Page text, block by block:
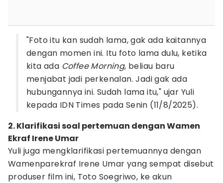
"Foto itu kan sudah lama, gak ada kaitannya
dengan momen ini. Itu foto lama dulu, ketika
kita ada Coffee Morning, beliau baru
menjabat jadi perkenalan. Jadi gak ada
hubungannya ini. Sudah lama itu," ujar Yuli
kepada IDN Times pada Senin (11/8/2025).
2. Klarifikasi soal pertemuan dengan Wamen
Ekraf Irene Umar
Yuli juga mengklarifikasi pertemuannya dengan
Wamenparekraf Irene Umar yang sempat disebut
produser film ini, Toto Soegriwo, ke akun